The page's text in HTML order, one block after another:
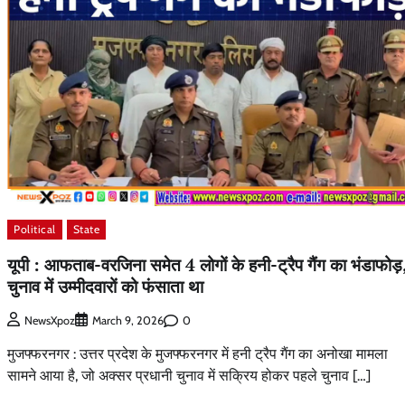
Political State
यूपी : आफताब-वरजिना समेत 4 लोगों के हनी-ट्रैप गैंग का
चुनाव में उम्मीदवारों को फंसाता था
NewsXpoz March 9, 2026 0
मुजफ्फरनगर : उत्तर प्रदेश के मुजफ्फरनगर में हनी ट्रैप गैंग का अनोखा मामला
सामने आया है, जो अक्सर प्रधानी चुनाव में सक्रिय होकर पहले चुनाव […]